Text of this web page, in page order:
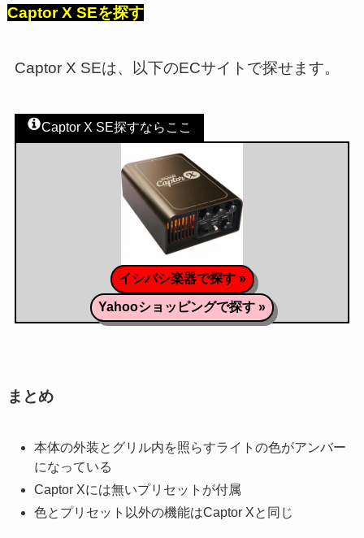
Captor X SEを探す
Captor X SEは、以下のECサイトで探せます。
Captor X SE探すならここ
イシバシ楽器で探す »
Yahooショッピングで探す »
まとめ
本体の外装とグリル内を照らすライトの色がアンバー
になっている
Captor Xには無いプリセットが付属
色とプリセット以外の機能はCaptor Xと同じ